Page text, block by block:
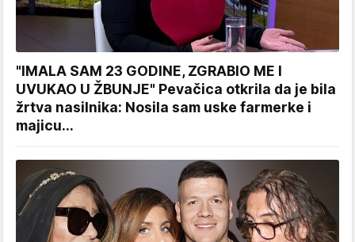
"IMALA SAM 23 GODINE, ZGRABIO ME I
UVUKAO U ŽBUNJE" Pevačica otkrila da je bila
žrtva nasilnika: Nosila sam uske farmerke i
majicu...